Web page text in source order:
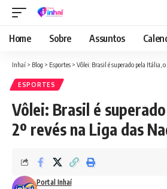
Home Sobre Assuntos
Inhaí > Blog > Esportes > Vôlei: Brasil é superado pela Itália, o
ESPORTES
Vôlei: Brasil é
2º revés na Liga das
Portal Inhaí